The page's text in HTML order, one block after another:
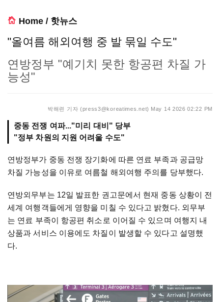
Home / 핫뉴스
"올여름 해외여행 중 발 묶일 수도"
연방정부 "예기치 못한 항공편 차질 가
능성"
박해련 기자 (press3@koreatimes.net) May 14 2026 02:22 PM
중동 전쟁 여파..."미리 대비" 당부
연방정부가 중동 전쟁 장기화에 따른 연료 부족과 공급망
차질 가능성을 이유로 여름철 해외여행 주의를 당부했다.
연방외무부는 12일 발표한 권고문에서 현재 중동 상황이 전
세계 여행객들에게 영향을 미칠 수 있다고 밝혔다. 외무부
는 연료 부족이 항공편 취소로 이어질 수 있으며 여행지 내
상품과 서비스 이용에도 차질이 발생할 수 있다고 설명했
다.